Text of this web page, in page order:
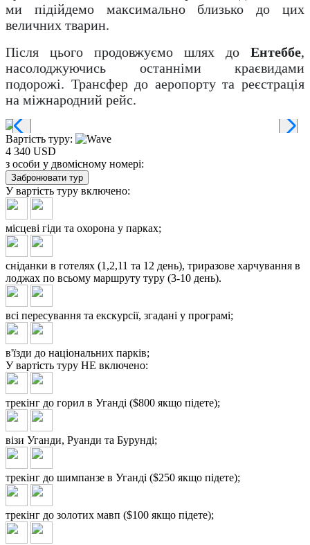
ми підійдемо максимально близько до цих
величних тварин.
Після цього продовжуємо шлях до Ентеббе,
насолоджуючись останніми краєвидами
подорожі. Трансфер до аеропорту та реєстрація
на міжнародний рейс.
Вартість туру:
4 340 USD
з особи у двомісному номері:
Забронювати тур
У вартість туру включено:
місцеві гіди та охорона у парках;
сніданки в готелях (1,2,11 та 12 день), триразове харчування в
лоджах по всьому маршруту туру (3-10 день).
всі пересування та екскурсії, згадані у програмі;
в'їзди до національних парків;
У вартість туру НЕ включено:
трекінг до горил в Уганді ($800 якщо підете);
візи Уганди, Руанди та Бурунді;
трекінг до шимпанзе в Уганді ($250 якщо підете);
трекінг до золотих мавп ($100 якщо підете);